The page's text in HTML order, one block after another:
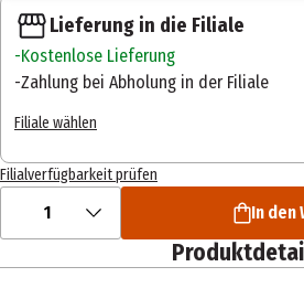
Lieferung in die Filiale
Kostenlose Lieferung
Zahlung bei Abholung in der Filiale
Filiale wählen
Filialverfügbarkeit prüfen
1 In den